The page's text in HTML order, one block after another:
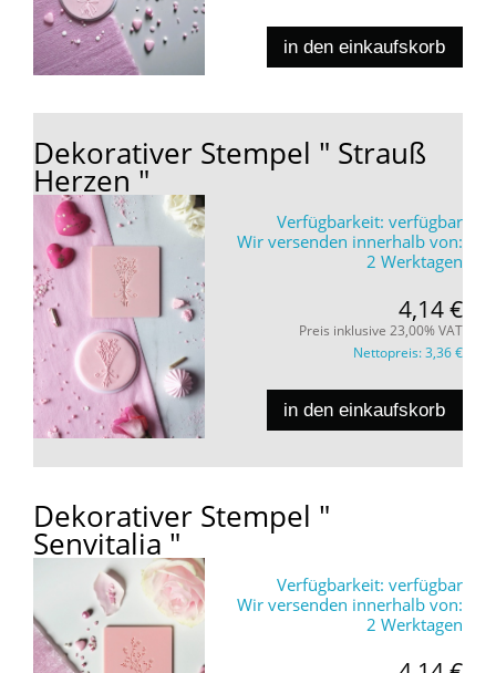
in den einkaufskorb
Dekorativer Stempel " Strauß
Herzen "
Verfügbarkeit: verfügbar
Wir versenden innerhalb von:
2 Werktagen
4,14 €
Preis inklusive 23,00% VAT
Nettopreis:3,36 €
in den einkaufskorb
Dekorativer Stempel "
Senvitalia "
Verfügbarkeit: verfügbar
Wir versenden innerhalb von:
2 Werktagen